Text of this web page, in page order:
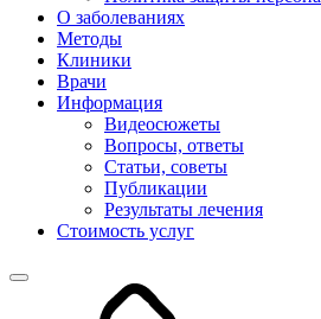
О заболеваниях
Методы
Клиники
Врачи
Информация
Видеосюжеты
Вопросы, ответы
Статьи, советы
Публикации
Результаты лечения
Стоимость услуг